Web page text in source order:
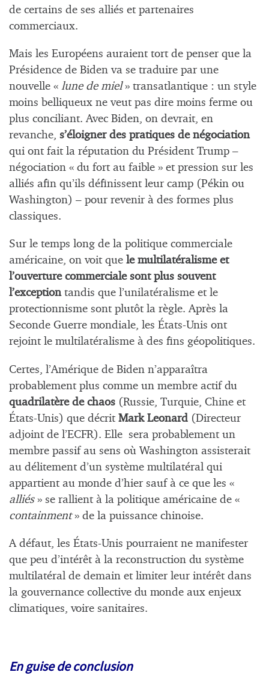
de certains de ses alliés et partenaires
commerciaux.
Mais les Européens auraient tort de penser que la
Présidence de Biden va se traduire par une
nouvelle « lune de miel» transatlantique : un style
moins belliqueux ne veut pas dire moins ferme ou
plus conciliant. Avec Biden, on devrait, en
revanche, s’éloigner des pratiques de négociation
qui ont fait la réputation du Président Trump –
négociation « du fort au faible » et pression sur les
alliés afin qu’ils définissent leur camp (Pékin ou
Washington) – pour revenir à des formes plus
classiques.
Sur le temps long de la politique commerciale
américaine, on voit que le multilatéralisme et
l’ouverture commerciale sont plus souvent
l’exceptiontandis que l’unilatéralisme et le
protectionnisme sont plutôt la règle. Après la
Seconde Guerre mondiale, les États-Unis ont
rejoint le multilatéralisme à des fins géopolitiques.
Certes, l’Amérique de Biden n’apparaîtra
probablement plus comme un membre actif du
quadrilatère de chaos (Russie, Turquie, Chine et
États-Unis) que décrit Mark Leonard (Directeur
adjoint de l’ECFR). Elle sera probablement un
membre passif au sens où Washington assisterait
au délitement d’un système multilatéral qui
appartient au monde d’hier sauf à ce que les «
alliés» se rallient à la politique américaine de «
containment» de la puissance chinoise.
A défaut, les États-Unis pourraient ne manifester
que peu d’intérêt à la reconstruction du système
multilatéral de demain et limiter leur intérêt dans
la gouvernance collective du monde aux enjeux
climatiques, voire sanitaires.
En guise de conclusion